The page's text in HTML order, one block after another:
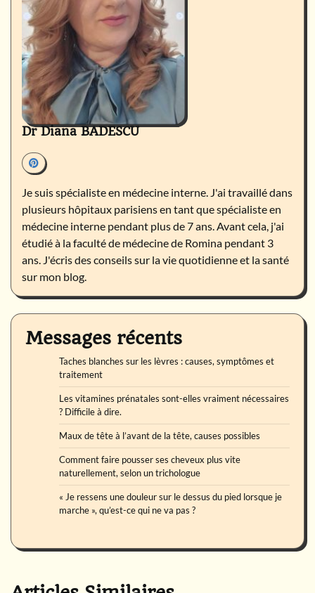
Dr Diana BADESCU
Je suis spécialiste en médecine interne. J'ai travaillé dans
plusieurs hôpitaux parisiens en tant que spécialiste en
médecine interne pendant plus de 7 ans. Avant cela, j'ai
étudié à la faculté de médecine de Romina pendant 3
ans. J'écris des conseils sur la vie quotidienne et la santé
sur mon blog.
Messages récents
Taches blanches sur les lèvres : causes, symptômes et
traitement
Les vitamines prénatales sont-elles vraiment nécessaires
? Difficile à dire.
Maux de tête à l’avant de la tête, causes possibles
Comment faire pousser ses cheveux plus vite
naturellement, selon un trichologue
« Je ressens une douleur sur le dessus du pied lorsque je
marche », qu’est-ce qui ne va pas ?